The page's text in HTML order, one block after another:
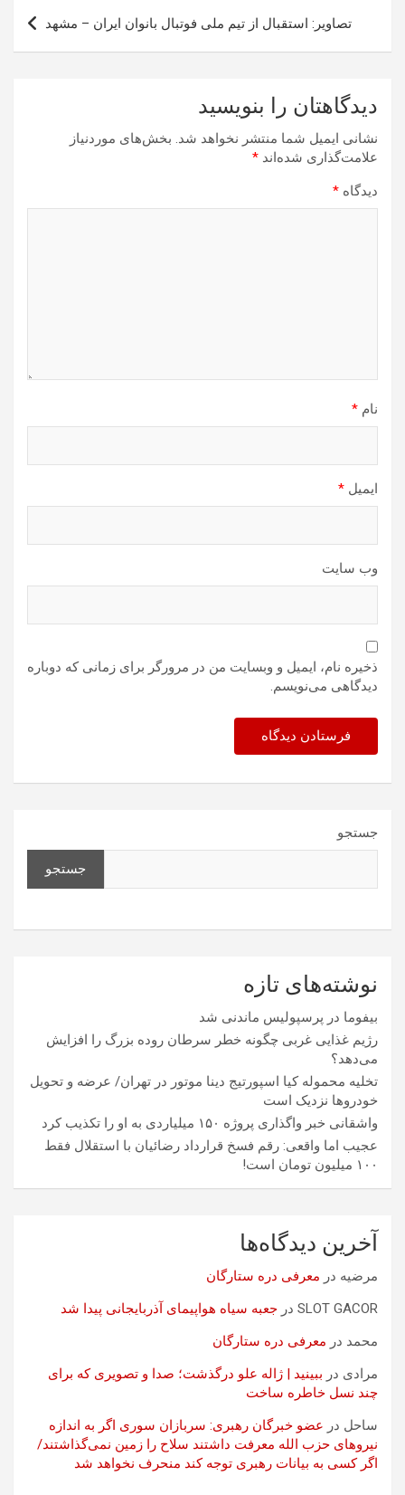
تصاویر: استقبال از تیم ملی فوتبال بانوان ایران – مشهد
دیدگاهتان را بنویسید
نشانی ایمیل شما منتشر نخواهد شد. بخش‌های موردنیاز
علامت‌گذاری شده‌اند *
دیدگاه *
نام *
ایمیل *
وب‌ سایت
ذخیره نام، ایمیل و وبسایت من در مرورگر برای زمانی که دوباره
دیدگاهی می‌نویسم.
جستجو
جستجو
نوشته‌های تازه
بیفوما در پرسپولیس ماندنی شد
رژیم غذایی غربی چگونه خطر سرطان روده بزرگ را افزایش
می‌دهد؟
تخلیه محموله کیا اسپورتیج دینا موتور در تهران/ عرضه و تحویل
خودروها نزدیک است
واشقانی خبر واگذاری پروژه ۱۵۰ میلیاردی به او را تکذیب کرد
عجیب اما واقعی: رقم فسخ قرارداد رضائیان با استقلال فقط
۱۰۰ میلیون تومان است!
آخرین دیدگاه‌ها
مرضیه در معرفی دره ستارگان
SLOT GACOR در جعبه سیاه هواپیمای آذربایجانی پیدا شد
محمد در معرفی دره ستارگان
مرادی در ببینید | ژاله علو درگذشت؛ صدا و تصویری که برای
چند نسل خاطره ساخت
ساحل در عضو خبرگان رهبری: سربازان سوری اگر به اندازه
نیروهای حزب الله معرفت داشتند سلاح را زمین نمی‌گذاشتند/
اگر کسی به بیانات رهبری توجه کند منحرف نخواهد شد